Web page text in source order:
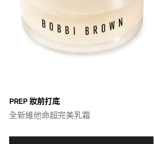
PREP 妝前打底
全新維他命超完美乳霜